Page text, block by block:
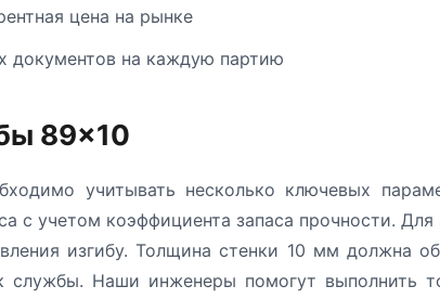
цена на рынке
документов на каждую партию
89×10
учитывать несколько ключевых
с учетом коэффициента запаса прочности.
изгибу. Толщина стенки 10 мм должна
службы. Наши инженеры помогут выполнить